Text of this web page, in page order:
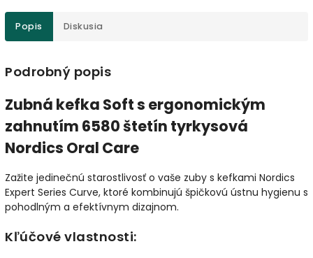
Popis Diskusia
Podrobný popis
Zubná kefka Soft s ergonomickým
zahnutím 6580 štetín tyrkysová
Nordics Oral Care
Zažite jedinečnú starostlivosť o vaše zuby s kefkami Nordics
Expert Series Curve, ktoré kombinujú špičkovú ústnu hygienu s
pohodlným a efektívnym dizajnom.
Kľúčové vlastnosti: